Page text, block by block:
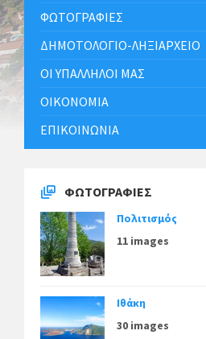
ΦΩΤΟΓΡΑΦΊΕΣ
ΔΗΜΟΤΟΛΌΓΙΟ-ΛΗΞΙΑΡΧΕΊΟ
ΟΙ ΥΠΆΛΛΗΛΟΙ ΜΑΣ
ΟΙΚΟΝΟΜΊΑ
ΕΠΙΚΟΙΝΩΝΊΑ
ΦΩΤΟΓΡΑΦΊΕΣ
Πολιτισμός
11 images
Ιθάκη
30 images